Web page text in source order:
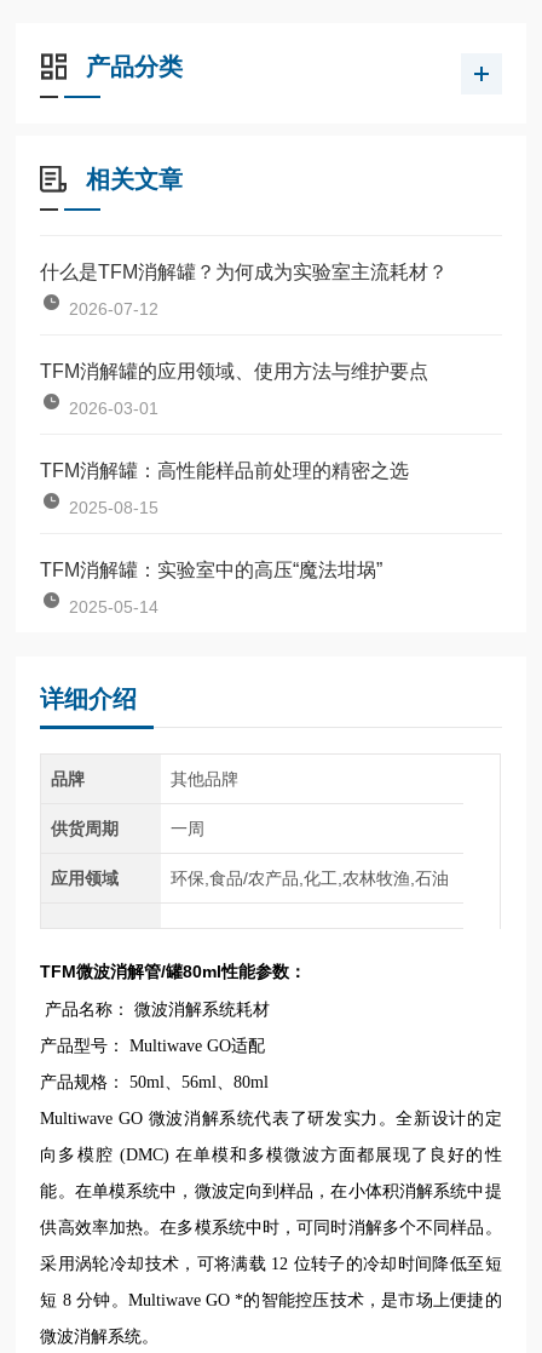
产品分类
相关文章
什么是TFM消解罐？为何成为实验室主流耗材？
2026-07-12
TFM消解罐的应用领域、使用方法与维护要点
2026-03-01
TFM消解罐：高性能样品前处理的精密之选
2025-08-15
TFM消解罐：实验室中的高压“魔法坩埚”
2025-05-14
详细介绍
品牌 其他品牌
供货周期 一周
应用领域 环保,食品/农产品,化工,农林牧渔,石油
TFM微波消解管/罐80ml性能参数 ：
产品名称： 微波消解系统耗材
产品型号： Multiwave GO适配
产品规格： 50ml、56ml、80ml
Multiwave GO 微波消解系统代表了研发实力。全新设计的定
向多模腔 (DMC) 在单模和多模微波方面都展现了良好的性
能。在单模系统中，微波定向到样品，在小体积消解系统中提
供高效率加热。在多模系统中时，可同时消解多个不同样品。
采用涡轮冷却技术，可将满载 12 位转子的冷却时间降低至短
短 8 分钟。Multiwave GO *的智能控压技术，是市场上便捷的
微波消解系统。